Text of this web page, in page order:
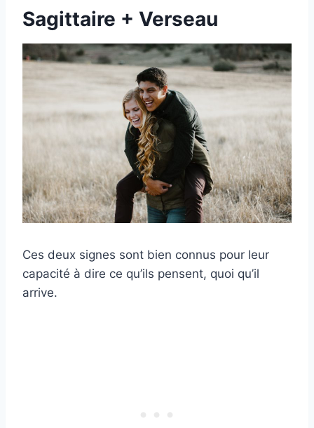
Sagittaire + Verseau
Ces deux signes sont bien connus pour leur
capacité à dire ce qu’ils pensent, quoi qu’il
arrive.